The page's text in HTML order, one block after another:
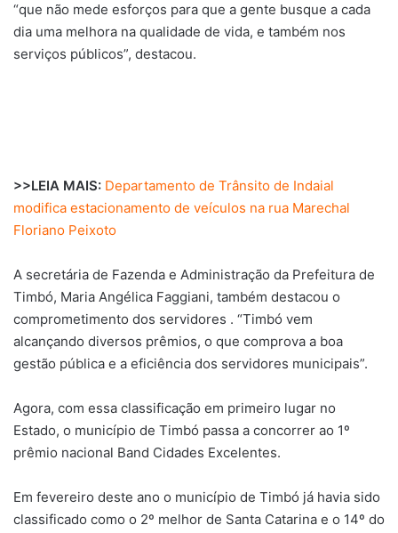
“que não mede esforços para que a gente busque a cada
dia uma melhora na qualidade de vida, e também nos
serviços públicos”, destacou.
>>LEIA MAIS: Departamento de Trânsito de Indaial
modifica estacionamento de veículos na rua Marechal
Floriano Peixoto
A secretária de Fazenda e Administração da Prefeitura de
Timbó, Maria Angélica Faggiani, também destacou o
comprometimento dos servidores . “Timbó vem
alcançando diversos prêmios, o que comprova a boa
gestão pública e a eficiência dos servidores municipais”.
Agora, com essa classificação em primeiro lugar no
Estado, o município de Timbó passa a concorrer ao 1º
prêmio nacional Band Cidades Excelentes.
Em fevereiro deste ano o município de Timbó já havia sido
classificado como o 2º melhor de Santa Catarina e o 14º do